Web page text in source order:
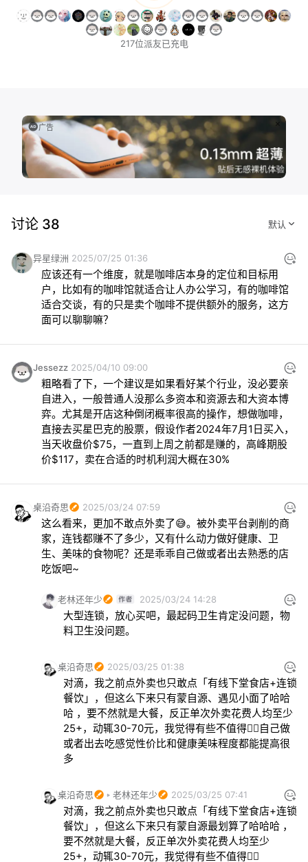
217位派友已充电
广告
讨论 38
异星绿洲 2025/07/25 01:36
应该还有一个维度，就是咖啡店本身的定位和目标用
户，比如有的咖啡馆就适合让人办公学习，有的咖啡馆
适合交谈，有的只是卖个咖啡不提供额外的服务，这方
面可以聊聊嘛？
Jessezz 2025/04/10 09:00
粗略看了下，一个建议是如果看好某个行业，没必要亲
自进入，一般普通人没那么多资本和资源去和大资本博
弈。尤其是开店这种倒闭概率很高的操作，想做咖啡，
直接去买星巴克的股票，假设作者2024年7月1日买入，
当天收盘价$75，一直到上周之前都是赚的，高峰期股
价$117，卖在合适的时机利润大概在30%
桌沿奇思 2025/03/24 07:59
这么看来，更加不敢点外卖了😅。被外卖平台剥削的商
家，连钱都赚不了多少，又有什么动力做好健康、卫
生、美味的食物呢？还是乖乖自己做或者出去熟悉的店
吃饭吧~
老林还年少 2025/03/24 14:28
大型连锁，放心买吧，最起码卫生肯定没问题，物
料卫生没问题。
桌沿奇思 2025/03/25 01:38
对滴，我之前点外卖也只敢点「有线下堂食店+连锁
餐饮」，但这么下来只有蒙自源、遇见小面了哈哈
哈 ，要不然就是大餐，反正单次外卖花费人均至少
25+，动辄30-70元，我觉得有些不值得😮‍💨自己做
或者出去吃感觉性价比和健康美味程度都能提高很
多
桌沿奇思 老林还年少 2025/03/25 07:41
对滴，我之前点外卖也只敢点「有线下堂食店+连锁
餐饮」，但这么下来只有蒙自源最划算了哈哈哈 ，
要不然就是大餐，反正单次外卖花费人均至少
25+，动辄30-70元，我觉得有些不值得😮‍💨